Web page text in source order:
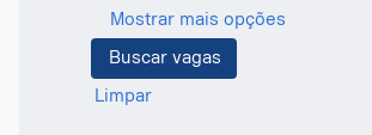
Mostrar mais opções
Limpar